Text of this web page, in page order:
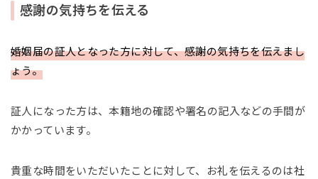
感謝の気持ちを伝える
婚姻届の証人となった方に対して、感謝の気持ちを伝えまし
ょう。
証人になった方は、本籍地の確認や署名の記入などの手間が
かかっています。
貴重な時間をいただいたことに対して、お礼を伝えるのは社